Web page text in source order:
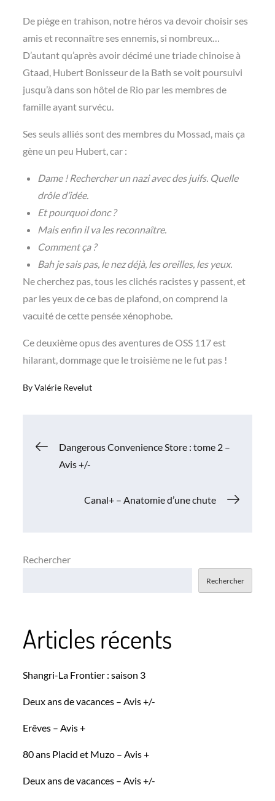
De piège en trahison, notre héros va devoir choisir ses
amis et reconnaître ses ennemis, si nombreux…
D’autant qu’après avoir décimé une triade chinoise à
Gtaad, Hubert Bonisseur de la Bath se voit poursuivi
jusqu’à dans son hôtel de Rio par les membres de
famille ayant survécu.
Ses seuls alliés sont des membres du Mossad, mais ça
gène un peu Hubert, car :
Dame ! Rechercher un nazi avec des juifs. Quelle
drôle d’idée.
Et pourquoi donc ?
Mais enfin il va les reconnaître.
Comment ça ?
Bah je sais pas, le nez déjà, les oreilles, les yeux.
Ne cherchez pas, tous les clichés racistes y passent, et
par les yeux de ce bas de plafond, on comprend la
vacuité de cette pensée xénophobe.
Ce deuxième opus des aventures de OSS 117 est
hilarant, dommage que le troisième ne le fut pas !
ByValérie Revelut
Navigation
Dangerous Convenience Store : tome 2 –
Avis +/-
Canal+ – Anatomie d’une chute
Rechercher
Rechercher
Articles récents
Shangri-La Frontier : saison 3
Deux ans de vacances – Avis +/-
Erêves – Avis +
80 ans Placid et Muzo – Avis +
Deux ans de vacances – Avis +/-